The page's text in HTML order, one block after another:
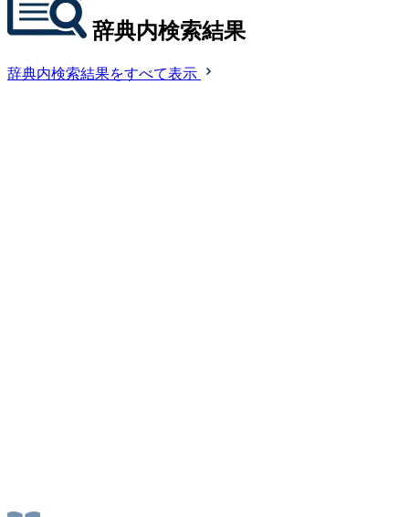
辞典内検索結果
辞典内検索結果をすべて表示